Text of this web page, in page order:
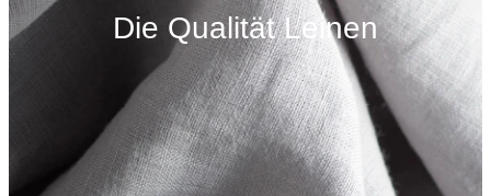
Die Qualität Leinen